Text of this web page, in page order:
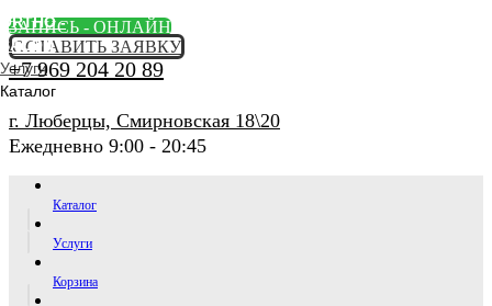
ЗАПИСЬ - ОНЛАЙН
ОСТАВИТЬ ЗАЯВКУ
+7 969 204 20 89
г. Люберцы, Смирновская 18\20
Ежедневно 9:00 - 20:45
Каталог
Услуги
Корзина
ORTHO -
SALON
Услуги
Каталог